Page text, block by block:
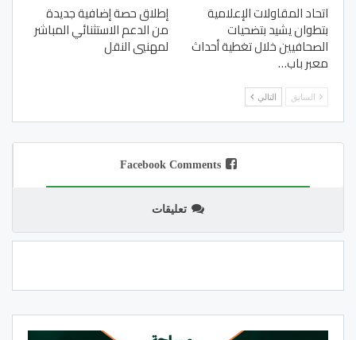
اتحاد المقاولات الإعلامية
بتطوان يشيد بتضحيات
الصحافيين خلال تغطية أحداث
معبر باب…
إطلاق حصة إضافية جديدة
من الدعم الاستثنائي المباشر
لمهنيي النقل
السابق التالي
Facebook Comments
تعليقات